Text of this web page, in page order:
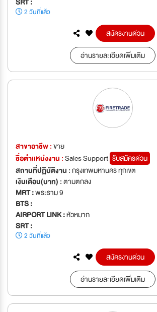
2 วันที่แล้ว
สมัครงานด่วน
อ่านรายละเอียดเพิ่มเติม
สาขาอาชีพ :ขาย
ชื่อตำเเหน่งงาน :Sales Support รับสมัครด่วน
สถานที่ปฏิบัติงาน :กรุงเทพมหานคร ทุกเขต
เงินเดือน(บาท) :ตามตกลง
MRT :พระราม 9
BTS :
AIRPORT LINK :หัวหมาก
SRT :
2 วันที่แล้ว
สมัครงานด่วน
อ่านรายละเอียดเพิ่มเติม